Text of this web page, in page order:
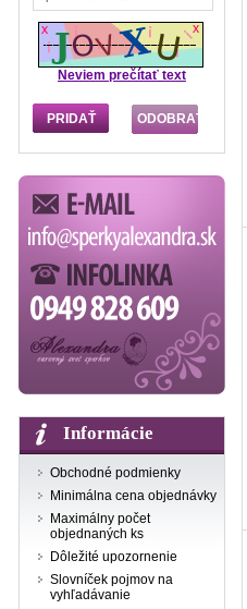
Neviem prečítať text
Informácie
Obchodné podmienky
Minimálna cena objednávky
Maximálny počet
objednaných ks
Dôležité upozornenie
Slovníček pojmov na
vyhľadávanie